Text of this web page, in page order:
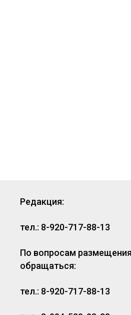
Редакция:
тел.: 8-920-717-88-13
По вопросам
обращаться:
тел.: 8-920-717-88-13